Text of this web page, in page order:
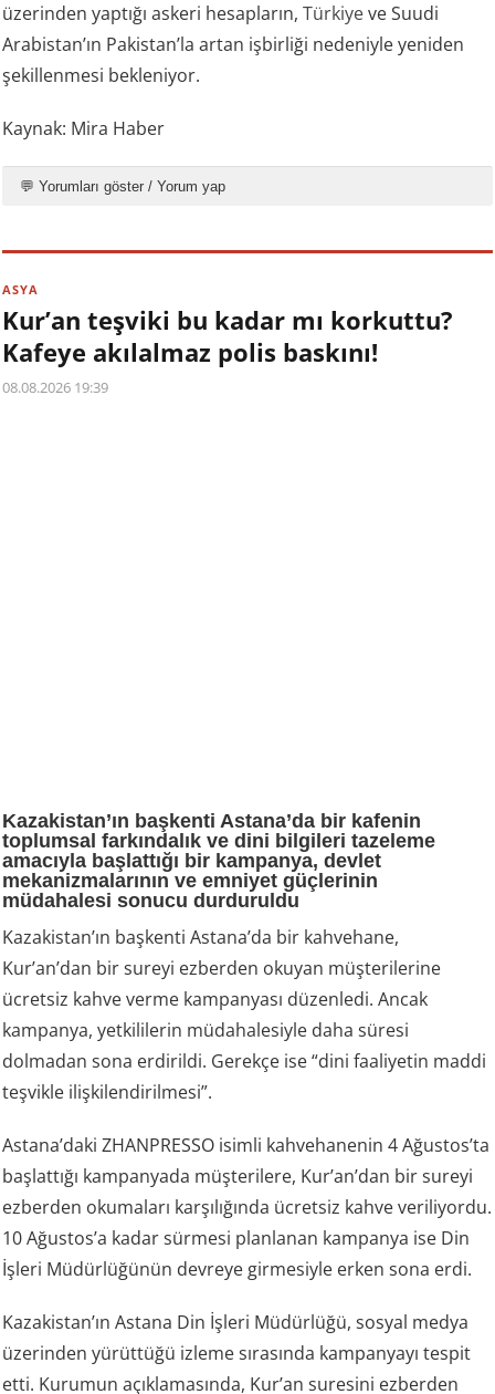
üzerinden yaptığı askeri hesapların,Türkiyeve Suudi
Arabistan’ın Pakistan’la artan işbirliği nedeniyle yeniden
şekillenmesi bekleniyor.
Kaynak: Mira Haber
💬 Yorumları göster / Yorum yap
ASYA
Kur’an teşviki bu kadar mı korkuttu?
Kafeye akılalmaz polis baskını!
08.08.2026 19:39
Kazakistan’ın başkenti Astana’da bir kafenin
toplumsal farkındalık ve dini bilgileri tazeleme
amacıyla başlattığı bir kampanya, devlet
mekanizmalarının ve emniyet güçlerinin
müdahalesi sonucu durduruldu
Kazakistan’ın başkenti Astana’da bir kahvehane,
Kur’an’dan bir sureyi ezberden okuyan müşterilerine
ücretsiz kahve verme kampanyası düzenledi. Ancak
kampanya, yetkililerin müdahalesiyle daha süresi
dolmadan sona erdirildi. Gerekçe ise “dini faaliyetin maddi
teşvikle ilişkilendirilmesi”.
Astana’daki ZHANPRESSO isimli kahvehanenin 4 Ağustos’ta
başlattığı kampanyada müşterilere, Kur’an’dan bir sureyi
ezberden okumaları karşılığında ücretsiz kahve veriliyordu.
10 Ağustos’a kadar sürmesi planlanan kampanya ise Din
İşleri Müdürlüğünün devreye girmesiyle erken sona erdi.
Kazakistan’ın Astana Din İşleri Müdürlüğü, sosyal medya
üzerinden yürüttüğü izleme sırasında kampanyayı tespit
etti. Kurumun açıklamasında, Kur’an suresini ezberden